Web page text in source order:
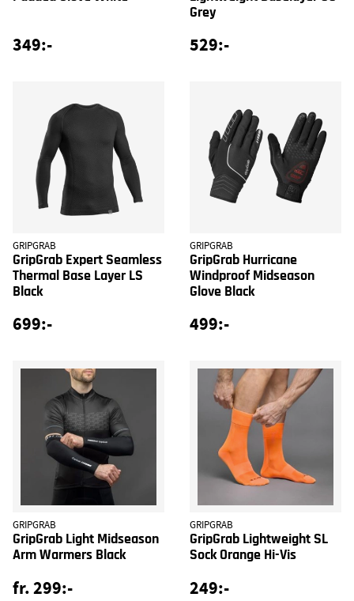
349:-
Grey
529:-
GRIPGRAB
GripGrab Expert Seamless
Thermal Base Layer LS
Black
699:-
GRIPGRAB
GripGrab Hurricane
Windproof Midseason
Glove Black
499:-
GRIPGRAB
GripGrab Light Midseason
Arm Warmers Black
fr. 299:-
GRIPGRAB
GripGrab Lightweight SL
Sock Orange Hi-Vis
249:-